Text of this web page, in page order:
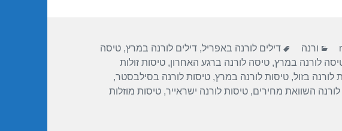
קטגוריות
ורנה תגיות
דילים לורנה באפריל,דילים לורנה במרץ,טיסה
לורנה במרץ,טיסה לורנה ברגע האחרון,טיסות זולות
לורנה בזול,טיסות לורנה במרץ,טיסות לורנה בסילבסטר,
לורנה השוואת מחירים,טיסות לורנה ישראייר,טיסות מוזלות